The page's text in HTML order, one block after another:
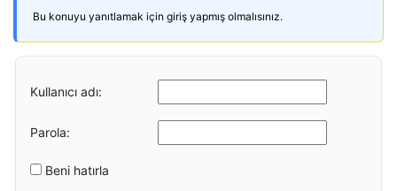
Bu konuyu yanıtlamak için giriş yapmış olmalısınız.
Kullanıcı adı:
Parola:
Beni hatırla